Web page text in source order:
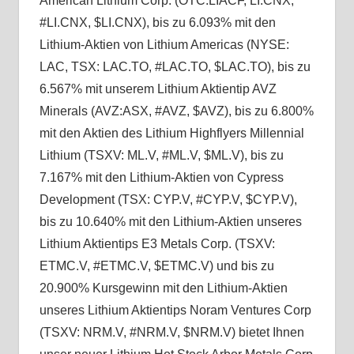
#LI.CNX, $LI.CNX), bis zu 6.093% mit den
Lithium-Aktien von Lithium Americas (NYSE:
LAC, TSX: LAC.TO, #LAC.TO, $LAC.TO), bis zu
6.567% mit unserem Lithium Aktientip AVZ
Minerals (AVZ:ASX, #AVZ, $AVZ), bis zu 6.800%
mit den Aktien des Lithium Highflyers Millennial
Lithium (TSXV: ML.V, #ML.V, $ML.V), bis zu
7.167% mit den Lithium-Aktien von Cypress
Development (TSX: CYP.V, #CYP.V, $CYP.V),
bis zu 10.640% mit den Lithium-Aktien unseres
Lithium Aktientips E3 Metals Corp. (TSXV:
ETMC.V, #ETMC.V, $ETMC.V) und bis zu
20.900% Kursgewinn mit den Lithium-Aktien
unseres Lithium Aktientips Noram Ventures Corp
(TSXV: NRM.V, #NRM.V, $NRM.V) bietet Ihnen